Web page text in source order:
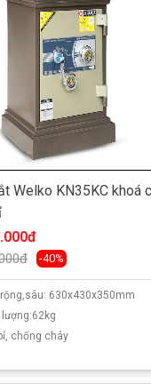
Welko KN35KC khoá
-40%
630x430x350mm
lượng:62kg
chống cháy